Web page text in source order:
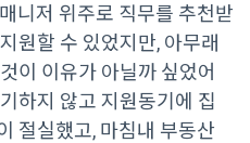
니저 위주로 직무를 추천받
원할 수 있었지만, 아무래
이 이유가 아닐까 싶었어
하지 않고 지원동기에 집
절실했고, 마침내 부동산